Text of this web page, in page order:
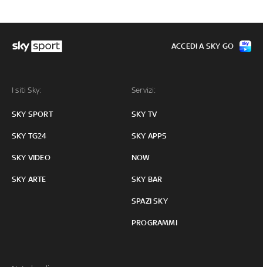
I siti Sky:
SKY SPORT
SKY TG24
SKY VIDEO
SKY ARTE
Servizi:
SKY TV
SKY APPS
NOW
SKY BAR
SPAZI SKY
PROGRAMMI
ACCEDI A SKY GO